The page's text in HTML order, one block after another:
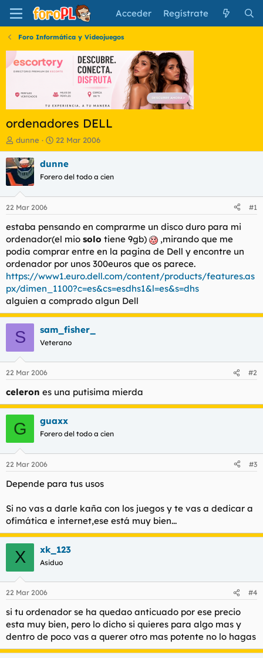
Acceder Regístrate
Foro Informática y Videojuegos
ordenadores DELL
I
n
i
c
i
a
d
o
r
d
e
l
t
e
m
a
dunne
F
e
c
a
i
n
c
i
o
22 Mar 2006
dunne
Forero del todo a cien
22 Mar 2006 #1
estaba pensando en comprarme un disco duro para mi
ordenador(el mio solo tiene 9gb)
,mirando que me
podia comprar entre en la pagina de Dell y encontre un
ordenador por unos 300euros que os parece.
https://www1.euro.dell.com/content/products/features.as
px/dimen_1100?c=es&cs=esdhs1&l=es&s=dhs
alguien a comprado algun Dell
S sam_fisher_
Veterano
22 Mar 2006 #2
celeron es una putisima mierda
G guaxx
Forero del todo a cien
22 Mar 2006 #3
Depende para tus usos
Si no vas a darle kaña con los juegos y te vas a dedicar a
ofimática e internet,ese está muy bien...
X xk_123
Asiduo
22 Mar 2006 #4
si tu ordenador se ha quedao anticuado por ese precio
esta muy bien, pero lo dicho si quieres para algo mas y
dentro de poco vas a querer otro mas potente no lo hagas